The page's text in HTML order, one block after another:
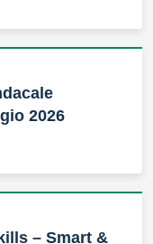
2026
– Smart &